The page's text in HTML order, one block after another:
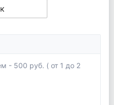
- 500 руб. ( от 1 до 2